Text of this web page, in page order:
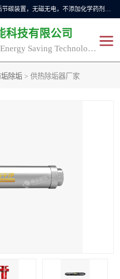
自主研发生产的CPMR全智能防垢除垢节碳装置，无磁无电，不添加化学药剂，*了国内纯物理除垢技术领域空白，其性能处于国际领先水平。广泛应用于石油炼化、钢铁冶炼、电力、煤矿、化工、供暖、压铸、汽车制造、涉水家电等行业。
科技有限公司
Nanjing Chaoxu Energy Saving Technology Co., Ltd
垢除垢 > 供热除垢器厂家
CPMR商用防垢器/家用防